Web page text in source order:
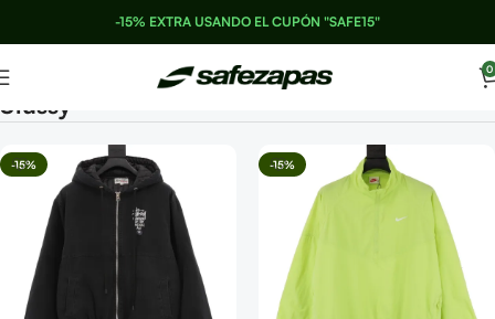
-15% EXTRA USANDO EL CUPÓN "SAFE15"
0
Stussy
-15% -15%